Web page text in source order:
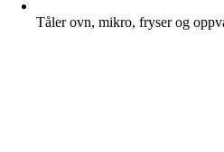
Tåler ovn, mikro, fryser og